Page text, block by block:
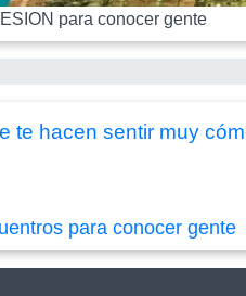
para conocer gente
te hacen sentir muy
para conocer gente